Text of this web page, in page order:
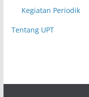
Kegiatan Periodik
Tentang UPT